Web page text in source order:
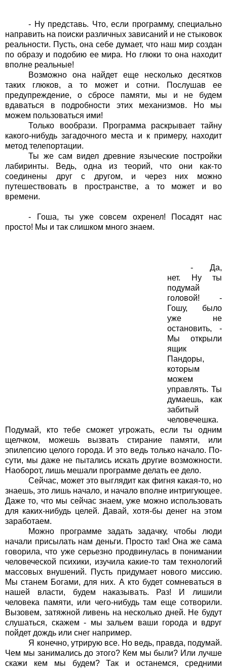
- Ну представь. Что, если программу, специально
направить на поиски различных зависаний и не стыковок
реальности. Пусть, она себе думает, что наш мир создан
по образу и подобию ее мира. Но глюки то она находит
вполне реальные!
Возможно она найдет еще несколько десятков
таких глюков, а то может и сотни. Послушав ее
предупреждение, о сбросе памяти, мы и не будем
вдаваться в подробности этих механизмов. Но мы
можем пользоваться ими!
Только вообрази. Программа раскрывает тайну
какого-нибудь загадочного места и к примеру, находит
метод телепортации.
Ты же сам видел древние языческие постройки
лабиринты. Ведь, одна из теорий, что они как-то
соединены друг с другом, и через них можно
путешествовать в пространстве, а то может и во
времени.
- Гоша, ты уже совсем охренел! Посадят нас
просто! Мы и так слишком много знаем.
- Да,
нет. Ну ты
подумай
головой! -
Гошу, было
уже не
остановить, -
Мы открыли
ящик
Пандоры,
которым
можем
управлять. Ты
думаешь, как
забитый
человечешка.
Подумай, кто тебе сможет угрожать, если ты одним
щелчком, можешь вызвать стирание памяти, или
эпилепсию целого города. И это ведь только начало. По-
сути, мы даже не пытались искать другие возможности.
Наоборот, лишь мешали программе делать ее дело.
Сейчас, может это выглядит как фигня какая-то, но
знаешь, это лишь начало, и начало вполне интригующее.
Даже то, что мы сейчас знаем, уже можно использовать
для каких-нибудь целей. Давай, хотя-бы денег на этом
заработаем.
Можно программе задать задачку, чтобы люди
начали присылать нам деньги. Просто так! Она же сама
говорила, что уже серьезно продвинулась в понимании
человеческой психики, изучила какие-то там технологий
массовых внушений. Пусть придумает нового миссию.
Мы станем Богами, для них. А кто будет сомневаться в
нашей власти, будем наказывать. Раз! И лишили
человека памяти, или чего-нибудь там еще сотворили.
Вызовем, затяжной ливень на несколько дней. Не будут
слушаться, скажем - мы зальем ваши города и вдруг
пойдет дождь или снег например.
Я конечно, утрирую все. Но ведь, правда, подумай.
Чем мы занимались до этого? Кем мы были? Или лучше
скажи кем мы будем? Так и останемся, средними